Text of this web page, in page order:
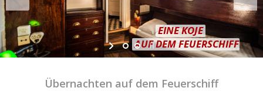
EINE KOJE
AUF DEM FEUERSCHIFF
Übernachten auf dem Feuerschiff